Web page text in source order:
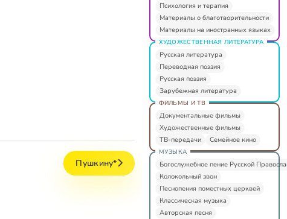
Пушкину*
Психология и терапия
Материалы о благотворительности
Материалы на иностранных языках
ХУДОЖЕСТВЕННАЯ ЛИТЕРАТУРА
Русская литература
Переводная поэзия
Русская поэзия
Зарубежная литература
ФИЛЬМЫ И ТВ
Документальные фильмы
Художественные фильмы
ТВ-передачи
Семейное кино
МУЗЫКА
Богослужебное пение Русской
Колокольный звон
Песнопения поместных церквей
Классическая музыка
Авторская песня